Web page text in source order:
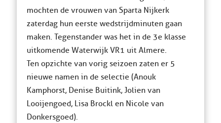
mochten de vrouwen van Sparta Nijkerk
zaterdag hun eerste wedstrijdminuten gaan
maken. Tegenstander was het in de 3e klasse
uitkomende Waterwijk VR1 uit Almere.
Ten opzichte van vorig seizoen zaten er 5
nieuwe namen in de selectie (Anouk
Kamphorst, Denise Buitink, Jolien van
Looijengoed, Lisa Brockl en Nicole van
Donkersgoed).